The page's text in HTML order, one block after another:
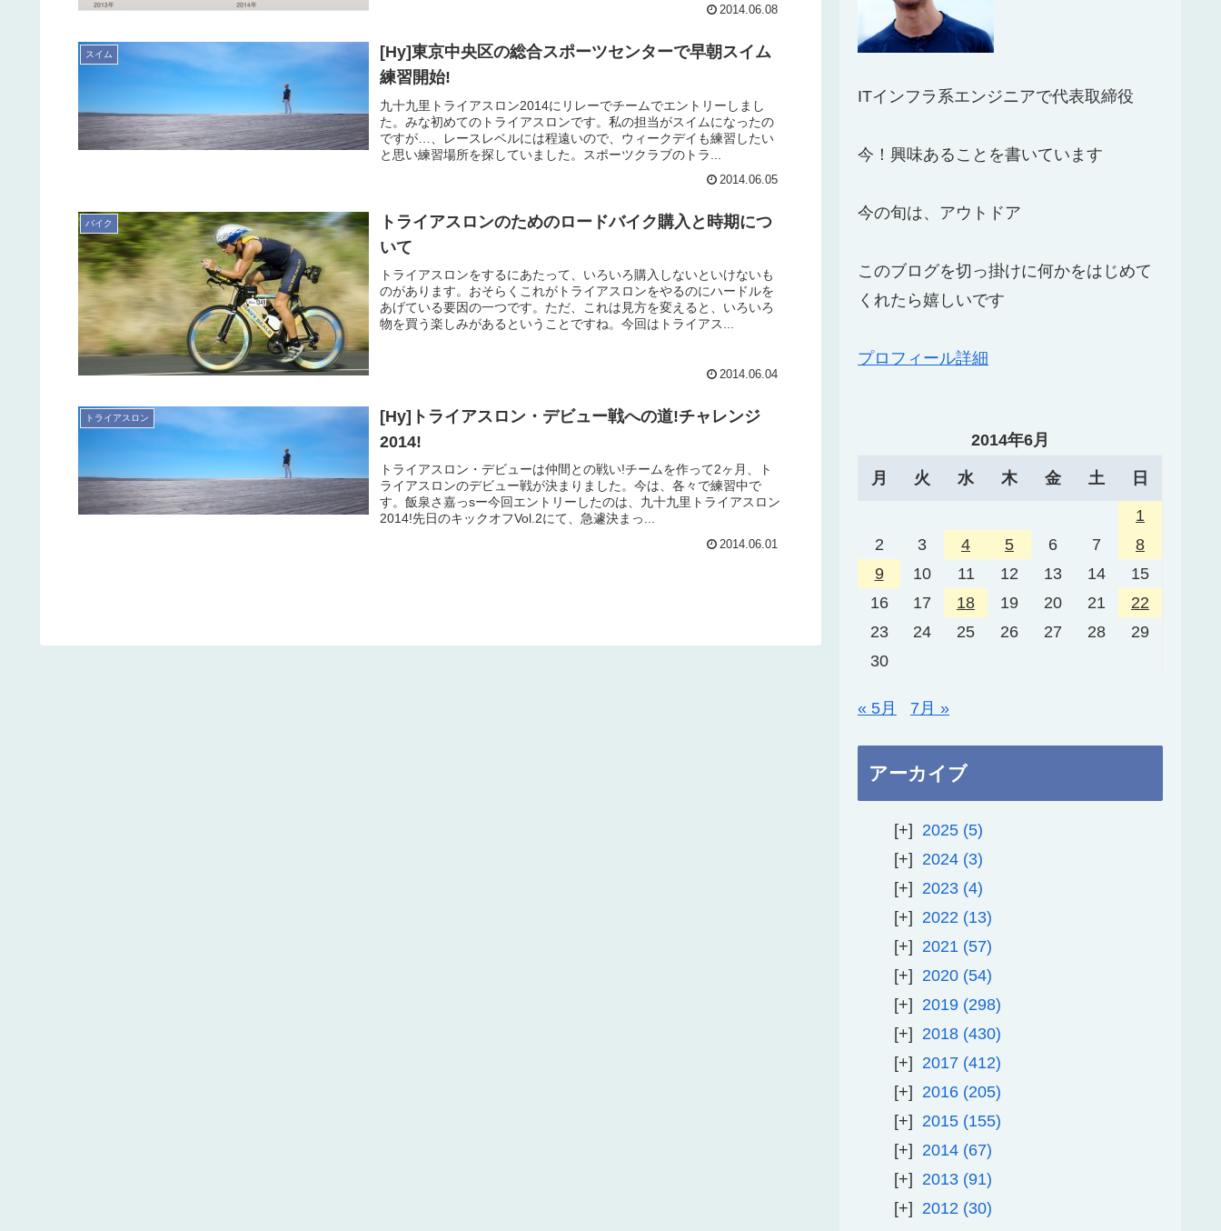
2014.06.08
スイム
[Hy]東京中央区の総合スポーツセンターで早朝スイム
練習開始!
九十九里トライアスロン2014にリレーでチームでエントリーしまし
た。みな初めてのトライアスロンです。私の担当がスイムになったの
ですが…、レースレベルには程遠いので、ウィークデイも練習したい
と思い練習場所を探していました。スポーツクラブのトラ...
2014.06.05
バイク
トライアスロンのためのロードバイク購入と時期につ
いて
トライアスロンをするにあたって、いろいろ購入しないといけないも
のがあります。おそらくこれがトライアスロンをやるのにハードルを
あげている要因の一つです。ただ、これは見方を変えると、いろいろ
物を買う楽しみがあるということですね。今回はトライアス...
2014.06.04
トライアスロン
[Hy]トライアスロン・デビュー戦への道!チャレンジ
2014!
トライアスロン・デビューは仲間との戦い!チームを作って2ヶ月、ト
ライアスロンのデビュー戦が決まりました。今は、各々で練習中で
す。飯泉さ嘉っsー今回エントリーしたのは、九十九里トライアスロン
2014!先日のキックオフVol.2にて、急遽決まっ...
2014.06.01
ITインフラ系エンジニアで代表取締役
今！興味あることを書いています
今の旬は、アウトドア
このブログを切っ掛けに何かをはじめて
くれたら嬉しいです
プロフィール詳細
2014年6月
月 火 水 木 金 土 日
1
2
3 4 5 6 7
8
9
10 11 12 13 14
15
16
17 18 19 20 21
22
23
24 25 26 27 28
29
30
« 5月 7月 »
アーカイブ
2025 5
2024 3
2023 4
2022
13
2021
57
2020 54
2019 298
2018 430
2017 412
2016 205
2015 155
2014 67
2013 91
2012
30